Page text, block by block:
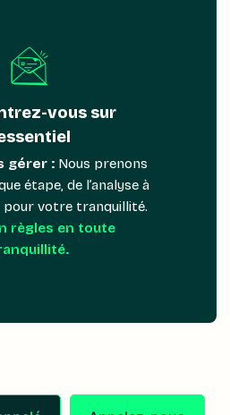
vous sur
gérer :Nous prenons
étape, de l’analyse à
pour votre tranquillité.
règles en toute